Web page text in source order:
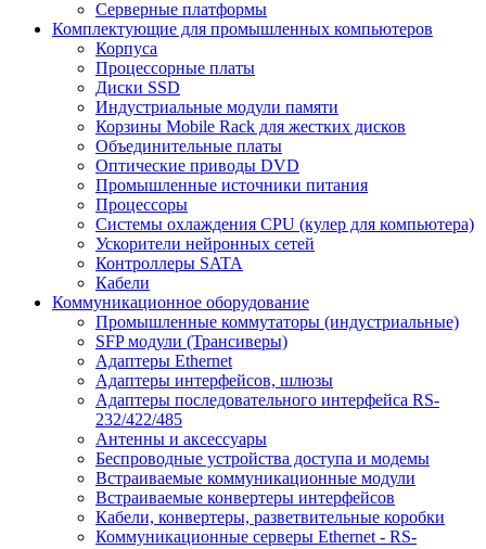
Серверные платформы
Комплектующие для промышленных компьютеров
Корпуса
Процессорные платы
Диски SSD
Индустриальные модули памяти
Корзины Mobile Rack для жестких дисков
Объединительные платы
Оптические приводы DVD
Промышленные источники питания
Процессоры
Системы охлаждения CPU (кулер для компьютера)
Ускорители нейронных сетей
Контроллеры SATA
Кабели
Коммуникационное оборудование
Промышленные коммутаторы (индустриальные)
SFP модули (Трансиверы)
Адаптеры Ethernet
Адаптеры интерфейсов, шлюзы
Адаптеры последовательного интерфейса RS-
232/422/485
Антенны и аксессуары
Беспроводные устройства доступа и модемы
Встраиваемые коммуникационные модули
Встраиваемые конвертеры интерфейсов
Кабели, конвертеры, разветвительные коробки
Коммуникационные серверы Ethernet - RS-